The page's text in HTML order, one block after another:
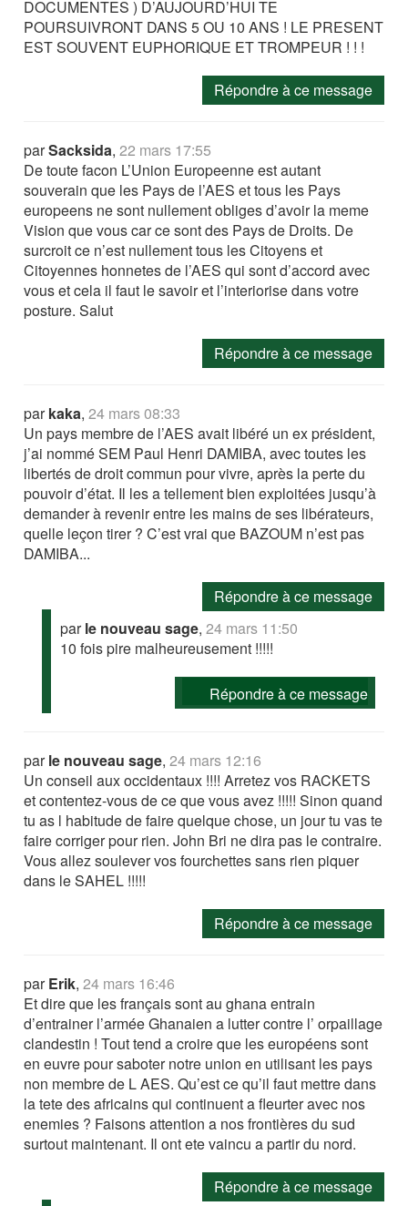
DOCUMENTES ) D’AUJOURD’HUI TE
POURSUIVRONT DANS 5 OU 10 ANS ! LE PRESENT
EST SOUVENT EUPHORIQUE ET TROMPEUR ! ! !
Répondre à ce message
parSacksida,22 mars 17:55
De toute facon L’Union Europeenne est autant
souverain que les Pays de l’AES et tous les Pays
europeens ne sont nullement obliges d’avoir la meme
Vision que vous car ce sont des Pays de Droits. De
surcroit ce n’est nullement tous les Citoyens et
Citoyennes honnetes de l’AES qui sont d’accord avec
vous et cela il faut le savoir et l’interiorise dans votre
posture. Salut
Répondre à ce message
parkaka,24 mars 08:33
Un pays membre de l’AES avait libéré un ex président,
j’ai nommé SEM Paul Henri DAMIBA, avec toutes les
libertés de droit commun pour vivre, après la perte du
pouvoir d’état. Il les a tellement bien exploitées jusqu’à
demander à revenir entre les mains de ses libérateurs,
quelle leçon tirer ? C’est vrai que BAZOUM n’est pas
DAMIBA...
Répondre à ce message
parle nouveau sage,24 mars 11:50
10 fois pire malheureusement !!!!!
Répondre à ce message
parle nouveau sage,24 mars 12:16
Un conseil aux occidentaux !!!! Arretez vos RACKETS
et contentez-vous de ce que vous avez !!!!! Sinon quand
tu as l habitude de faire quelque chose, un jour tu vas te
faire corriger pour rien. John Bri ne dira pas le contraire.
Vous allez soulever vos fourchettes sans rien piquer
dans le SAHEL !!!!!
Répondre à ce message
parErik,24 mars 16:46
Et dire que les français sont au ghana entrain
d’entrainer l’armée Ghanaien a lutter contre l’ orpaillage
clandestin ! Tout tend a croire que les européens sont
en euvre pour saboter notre union en utilisant les pays
non membre de L AES. Qu’est ce qu’il faut mettre dans
la tete des africains qui continuent a fleurter avec nos
enemies ? Faisons attention a nos frontières du sud
surtout maintenant. Il ont ete vaincu a partir du nord.
Répondre à ce message